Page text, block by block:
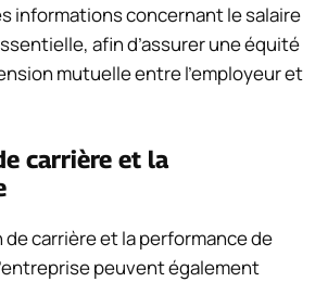
informations concernant le salaire
afin d’assurer une équité
mutuelle entre l’employeur et
carrière et la
de carrière et la performance de
peuvent également